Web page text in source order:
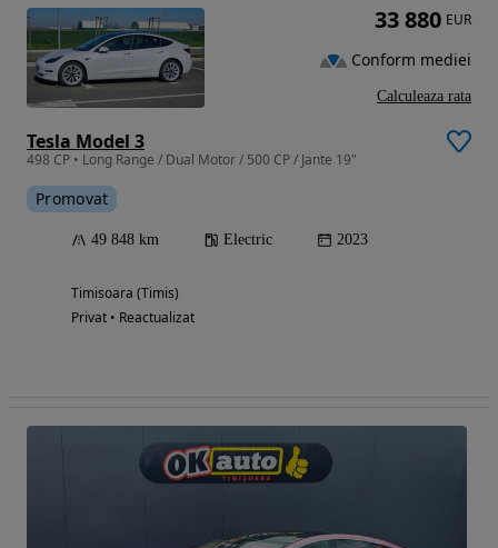
Tesla Model 3
498 CP • Long Range / Dual Motor / 500 CP / Jante 19"
Promovat
49 848 km Electric 2023
Timisoara (Timis)
Privat • Reactualizat
33 880 EUR
Conform mediei
Calculeaza rata